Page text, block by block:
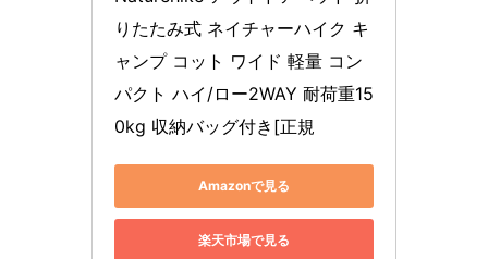
りたたみ式 ネイチャーハイク キ
ャンプ コット ワイド 軽量 コン
パクト ハイ/ロー2WAY 耐荷重15
0kg 収納バッグ付き[正規
Amazonで見る
楽天市場で見る